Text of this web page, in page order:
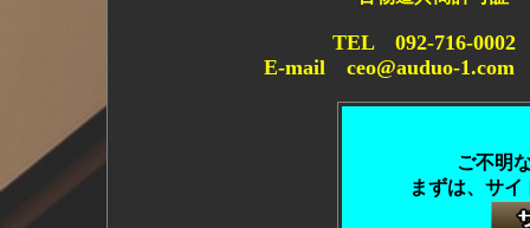
TEL 092-716-
E-mail ceo@auduo-
ご不明
まずは、サ